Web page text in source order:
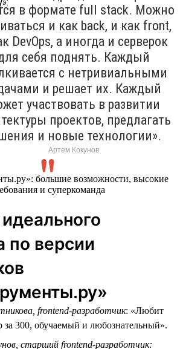
в формате full stack. Можно
и как back, и как front,
DevOps, а иногда и серверок
себя поднять. Каждый
с нетривиальными
и решает их. Каждый
участвовать в развитии
проектов, предлагать
и новые технологии».
Артем Кокунов
по версии
frontend-разработчик: «Любит
300, обучаемый и любознательный».
старший frontend-разработчик: